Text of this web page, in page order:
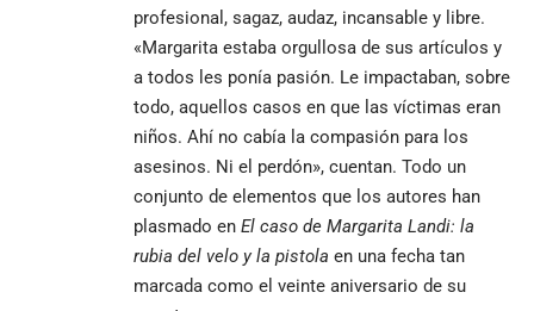
profesional, sagaz, audaz, incansable y libre.
«Margarita estaba orgullosa de sus artículos y
a todos les ponía pasión. Le impactaban, sobre
todo, aquellos casos en que las víctimas eran
niños. Ahí no cabía la compasión para los
asesinos. Ni el perdón», cuentan. Todo un
conjunto de elementos que los autores han
plasmado en El caso de Margarita Landi: la
rubia del velo y la pistola en una fecha tan
marcada como el veinte aniversario de su